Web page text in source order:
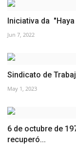
Iniciativa da
Jun 7, 2022
Sindicato de
May 1, 2023
6 de octubre de
recuperó...